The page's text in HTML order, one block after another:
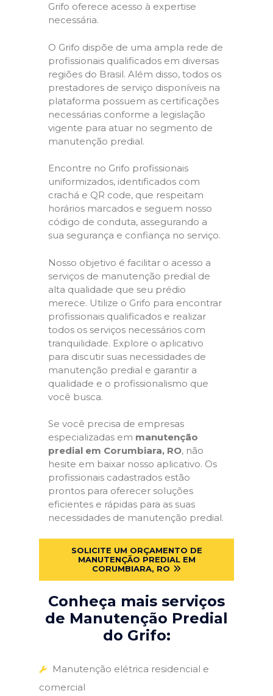
Grifo oferece acesso à expertise
necessária.
O Grifo dispõe de uma ampla rede de
profissionais qualificados em diversas
regiões do Brasil. Além disso, todos os
prestadores de serviço disponíveis na
plataforma possuem as certificações
necessárias conforme a legislação
vigente para atuar no segmento de
manutenção predial.
Encontre no Grifo profissionais
uniformizados, identificados com
crachá e QR code, que respeitam
horários marcados e seguem nosso
código de conduta, assegurando a
sua segurança e confiança no serviço.
Nosso objetivo é facilitar o acesso a
serviços de manutenção predial de
alta qualidade que seu prédio
merece. Utilize o Grifo para encontrar
profissionais qualificados e realizar
todos os serviços necessários com
tranquilidade. Explore o aplicativo
para discutir suas necessidades de
manutenção predial e garantir a
qualidade e o profissionalismo que
você busca.
Se você precisa de empresas
especializadas em manutenção
predial em Corumbiara, RO, não
hesite em baixar nosso aplicativo. Os
profissionais cadastrados estão
prontos para oferecer soluções
eficientes e rápidas para as suas
necessidades de manutenção predial.
SOLICITE UM ORÇAMENTO DE
MANUTENÇÃO PREDIAL EM
CORUMBIARA, RO
Conheça mais serviços
de Manutenção Predial
do Grifo:
Manutenção elétrica residencial e
comercial